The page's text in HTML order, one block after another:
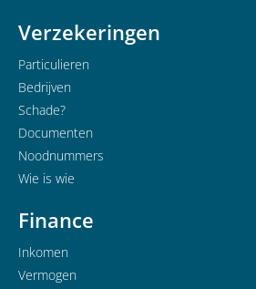
Verzekeringen
Particulieren
Bedrijven
Schade?
Documenten
Noodnummers
Wie is wie
Finance
Inkomen
Vermogen